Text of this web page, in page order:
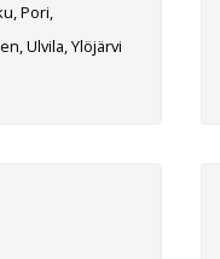
Pori,
Ulvila, Ylöjärvi